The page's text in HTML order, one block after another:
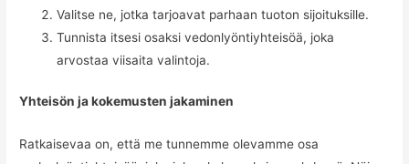
Valitse ne, jotka tarjoavat parhaan tuoton sijoituksille.
Tunnista itsesi osaksi vedonlyöntiyhteisöä, joka
arvostaa viisaita valintoja.
Yhteisön ja kokemusten jakaminen
Ratkaisevaa on, että me tunnemme olevamme osa